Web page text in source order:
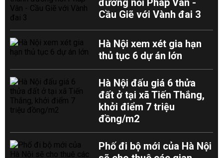
đường nối Pháp Vân -
Cầu Giẽ với Vành đai 3
Hà Nội xem xét gia hạn
thủ tục 6 dự án lớn
Hà Nội đấu giá 6 thửa
đất ở tại xã Tiến Thắng,
khởi điểm 7 triệu
đồng/m2
Phố đi bộ mới của Hà Nội